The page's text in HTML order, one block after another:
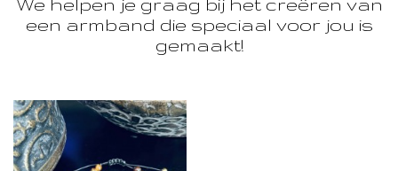
een armband die speciaal voor jou is
gemaakt!